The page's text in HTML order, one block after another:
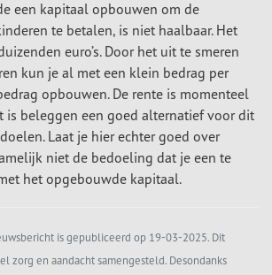
een kapitaal opbouwen om de
te betalen, is niet haalbaar. Het
euro’s. Door het uit te smeren
kun je al met een klein bedrag per
opbouwen. De rente is momenteel
is beleggen een goed alternatief voor dit
Laat je hier echter goed over
niet de bedoeling dat je een te
het opgebouwde kapitaal.
is gepubliceerd op 19-03-2025. Dit
zorg en aandacht samengesteld. Desondanks